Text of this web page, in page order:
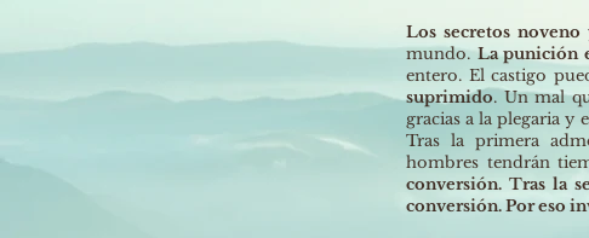
Los secretos
mundo.La punición
entero. El castigo
suprimido. Un mal
gracias a la plegaria
Tras la primera
hombres tendrán
conversión. Tras la
conversión. Por eso